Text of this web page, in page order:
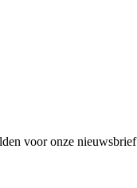
voor onze nieuwsbrief